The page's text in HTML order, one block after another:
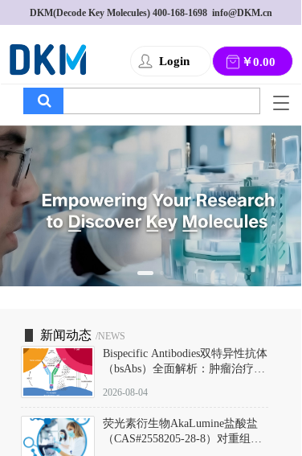
DKM(Decode Key Molecules) 400-168-1698
  info@DKM.cn
Login ￥0.00
T
g
l
e
n
a
v
i
g
a
新闻动态 /NEWS
Bispecific Antibodies双特异性抗体
（bsAbs）全面解析：肿瘤治疗的
2026-08-04
荧光素衍生物AkaLumine盐酸盐
（CAS#2558205-28-8）对重组萤